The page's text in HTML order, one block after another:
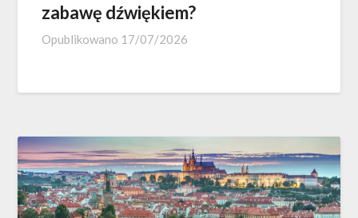
zabawę dźwiękiem?
Opublikowano 17/07/2026